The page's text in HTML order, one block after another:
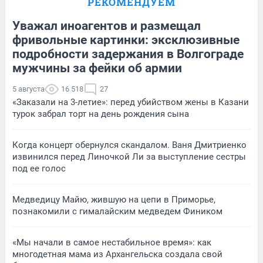
Уважал иноагентов и размещал
фривольные картинки: эксклюзивные
подробности задержания в Волгограде
мужчины за фейки об армии
5 августа 16 518 27
«Заказали на 3-летие»: перед убийством жены в Казани
турок забрал торт на день рождения сына
Когда концерт обернулся скандалом. Ваня Дмитриенко
извинился перед Линочкой Ли за выступление сестры
под ее голос
Медведицу Майю, жившую на цепи в Приморье,
познакомили с гималайским медведем Фиником
«Мы начали в самое нестабильное время»: как
многодетная мама из Архангельска создала свой